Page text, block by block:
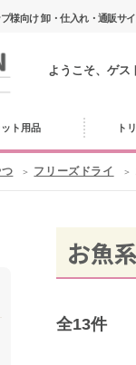
様向け 卸・仕入れ・通販サ
ようこそ、ゲス
ット用品 ト
フリーズドライ
お魚系
全13件